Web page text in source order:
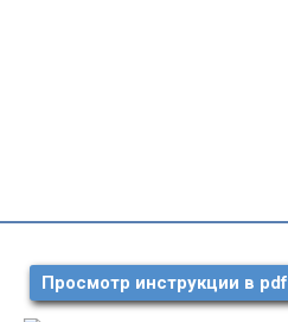
Просмотр инструкции в pdf